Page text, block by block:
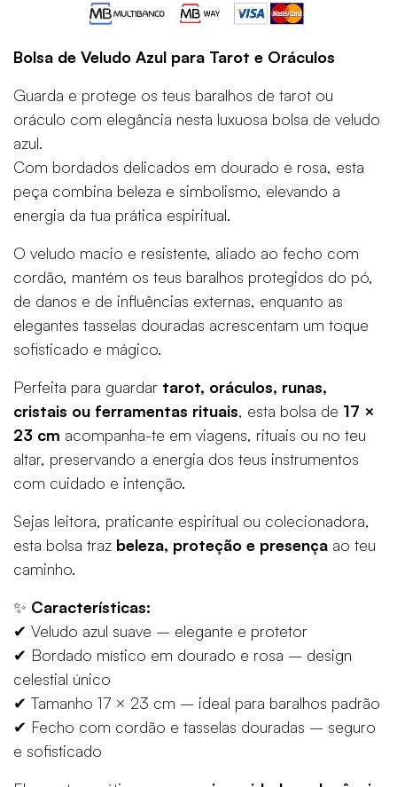
Bolsa de Veludo Azul para Tarot e Oráculos
Guarda e protege os teus baralhos de tarot ou
oráculo com elegância nesta luxuosa bolsa de veludo
azul.
Com bordados delicados em dourado e rosa, esta
peça combina beleza e simbolismo, elevando a
energia da tua prática espiritual.
O veludo macio e resistente, aliado ao fecho com
cordão, mantém os teus baralhos protegidos do pó,
de danos e de influências externas, enquanto as
elegantes tasselas douradas acrescentam um toque
sofisticado e mágico.
Perfeita para guardar tarot, oráculos, runas,
cristais ou ferramentas rituais, esta bolsa de 17 ×
23 cm acompanha-te em viagens, rituais ou no teu
altar, preservando a energia dos teus instrumentos
com cuidado e intenção.
Sejas leitora, praticante espiritual ou colecionadora,
esta bolsa traz beleza, proteção e presença ao teu
caminho.
✨ Características:
✔ Veludo azul suave – elegante e protetor
✔ Bordado místico em dourado e rosa – design
celestial único
✔ Tamanho 17 × 23 cm – ideal para baralhos padrão
✔ Fecho com cordão e tasselas douradas – seguro
e sofisticado